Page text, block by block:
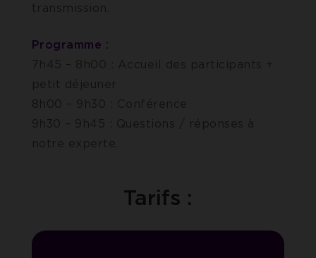
transmission.
Programme :
7h45 – 8h00 : Accueil des participants +
petit déjeuner
8h00 – 9h30 : Conférence
9h30 – 9h45 : Questions / réponses à
notre experte.
Tarifs :